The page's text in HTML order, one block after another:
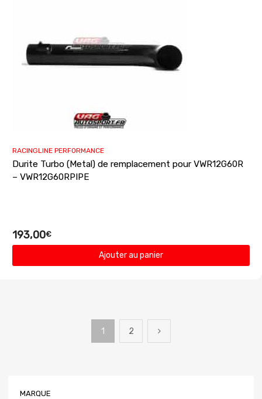
RACINGLINE PERFORMANCE
Durite Turbo (Metal) de remplacement pour VWR12G60R
– VWR12G60RPIPE
193,00€
Ajouter au panier
1 2
MARQUE